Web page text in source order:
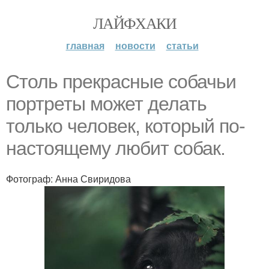
ЛАЙФХАКИ
главная новости статьи
Столь прекрасные собачьи
портреты может делать
только человек, который по-
настоящему любит собак.
Фотограф: Анна Свиридова